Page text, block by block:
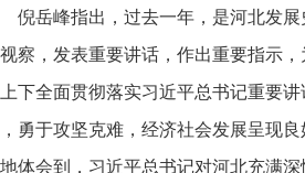
倪岳峰指出，过去一年，是河北发
察，发表重要讲话，作出重要指示
下全面贯彻落实习近平总书记重要
勇于攻坚克难，经济社会发展呈现
体会到，习近平总书记对河北充满